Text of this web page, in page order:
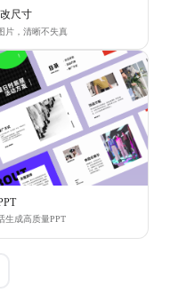
尺寸
片，清晰不失真
生成高质量PPT